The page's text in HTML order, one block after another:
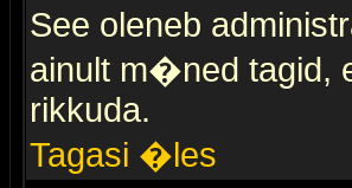
See oleneb
ainult m�ned tagid,
rikkuda.
Tagasi �les